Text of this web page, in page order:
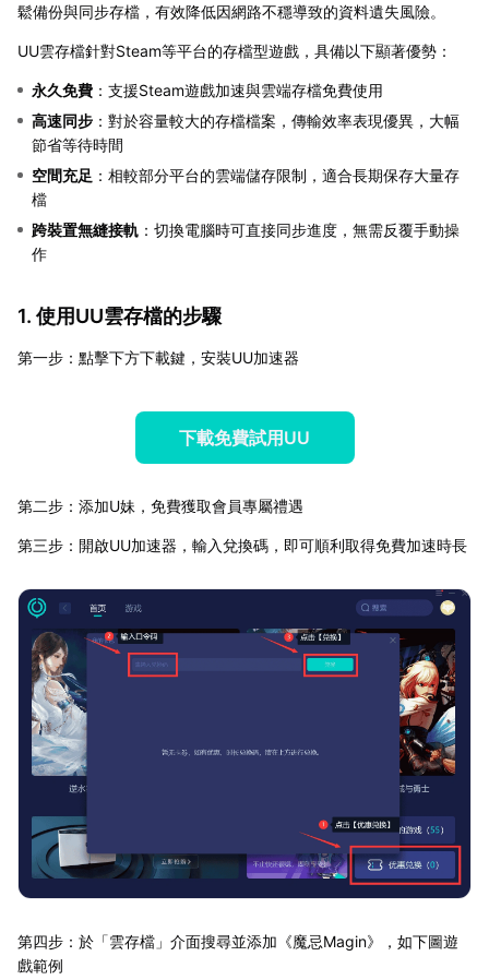
鬆備份與同步存檔，有效降低因網路不穩導致的資料遺失風險。
UU雲存檔針對Steam等平台的存檔型遊戲，具備以下顯著優勢：
永久免費 ：支援Steam遊戲加速與雲端存檔免費使用
高速同步 ：對於容量較大的存檔檔案，傳輸效率表現優異，大幅
節省等待時間
空間充足 ：相較部分平台的雲端儲存限制，適合長期保存大量存
檔
跨裝置無縫接軌 ：切換電腦時可直接同步進度，無需反覆手動操
作
1. 使用UU雲存檔的步驟
第一步：點擊下方下載鍵，安裝UU加速器
下載免費試用UU
第二步：添加U妹，免費獲取會員專屬禮遇
第三步：開啟UU加速器，輸入兌換碼，即可順利取得免費加速時長
第四步：於「雲存檔」介面搜尋並添加《魔忌Magin》，如下圖遊
戲範例